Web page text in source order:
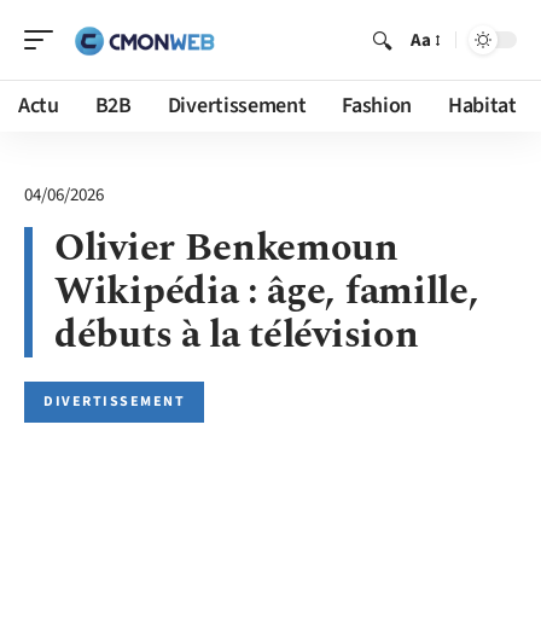
Aa
Actu B2B Divertissement Fashion Habitat
04/06/2026
Olivier Benkemoun
Wikipédia : âge, famille,
débuts à la télévision
DIVERTISSEMENT